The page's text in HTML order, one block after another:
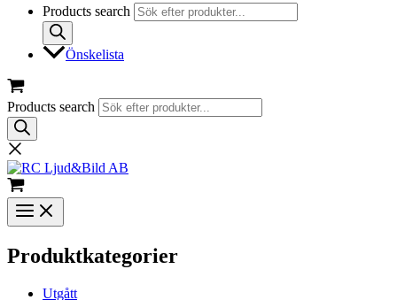
Products search
Önskelista
Products search
Produktkategorier
Utgått